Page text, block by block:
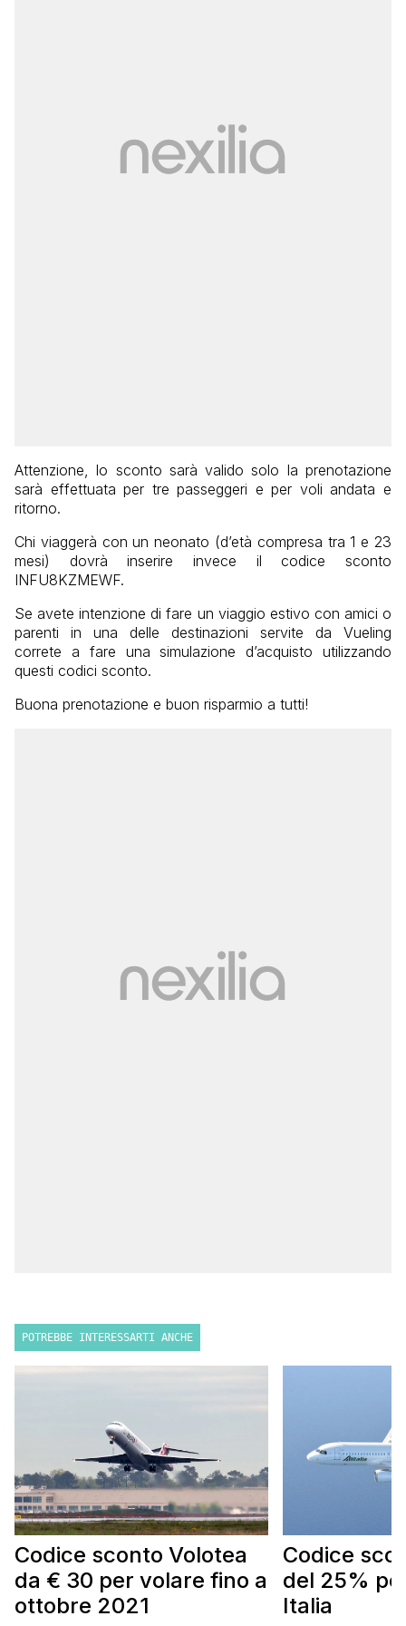
Attenzione, lo sconto sarà valido solo la prenotazione
sarà effettuata per tre passeggeri e per voli andata e
ritorno.
Chi viaggerà con un neonato (d’età compresa tra 1 e 23
mesi) dovrà inserire invece il codice sconto
INFU8KZMEWF.
Se avete intenzione di fare un viaggio estivo con amici o
parenti in una delle destinazioni servite da Vueling
correte a fare una simulazione d’acquisto utilizzando
questi codici sconto.
Buona prenotazione e buon risparmio a tutti!
POTREBBE INTERESSARTI ANCHE
Codice sconto Volotea
da € 30 per volare fino a
ottobre 2021
Codice
del 25%
Italia